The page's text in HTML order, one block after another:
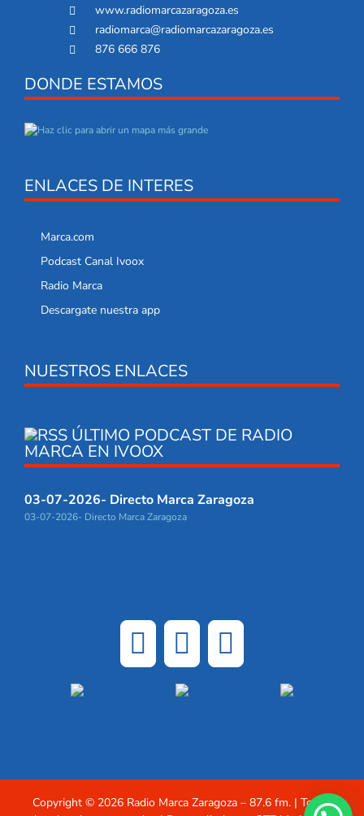
www.radiomarcazaragoza.es
radiomarca@radiomarcazaragoza.es
876 666 876
DONDE ESTAMOS
ENLACES DE INTERES
Marca.com
Podcast Canal Ivoox
Radio Marca
Descargate nuestra app
NUESTROS ENLACES
ÚLTIMO PODCAST DE RADIO
MARCA EN IVOOX
03-07-2026- Directo Marca Zaragoza
03-07-2026- Directo Marca Zaragoza
Copyright © 2026 Radio Marca Zaragoza – 87.6 fm. | Todos